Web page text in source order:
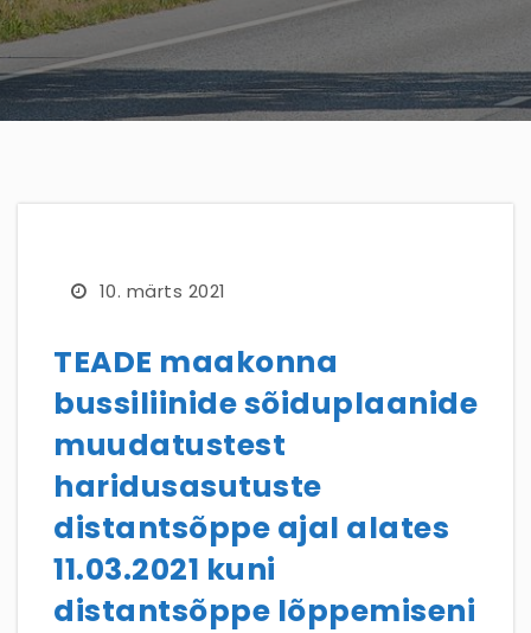
10. märts 2021
TEADE maakonna
bussiliinide sõiduplaanide
muudatustest
haridusasutuste
distantsõppe ajal alates
11.03.2021 kuni
distantsõppe lõppemiseni